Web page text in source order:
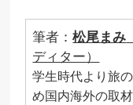
筆者：松尾まみ
ディター）
学生時代より旅
め国内海外の取